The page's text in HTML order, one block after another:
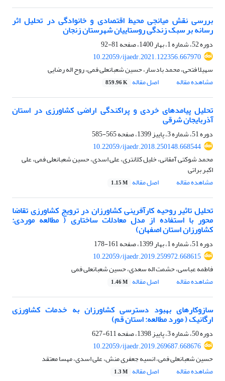
بررسی نقش میانجی محیط اقتصادی و خانوادگی در تحلیل اثر
رسانه بر سبک زندگی روستاییان شهرستان زنجان
دوره 52، شماره 1، بهار 1400، صفحه
81-92
10.22059/ijaedr.2021.122356.667970
سهیلا فتحی، محمد بادسار، حسین شعبانعلی فمی، روح اله رضایی
مشاهده مقاله
اصل مقاله 859.96 K
تحلیل پیامدهای خردی و پراکندگی اراضی کشاورزی در استان
آذربایجان شرقی
دوره 51، شماره 3، پاییز 1399، صفحه
565-585
10.22059/ijaedr.2018.250148.668544
محمد شوکتی آمقانی، خلیل کلانتری، علی اسدی، حسین شعبانعلی فمی، علی
اکبر براتی
مشاهده مقاله
اصل مقاله 1.15 M
تحلیل تاثیر روحیه کارآفرینی کشاورزان در ترویج کشاورزی تقاضا
محور با استفاده از مدل معادلات ساختاری ( مطالعه موردی:
کشاورزان استان اصفهان)
دوره 51، شماره 1، بهار 1399، صفحه
161-178
10.22059/ijaedr.2019.259972.668615
فاطمه عباسی، حشمت اله سعدی، حسین شعبانعلی فمی
مشاهده مقاله
اصل مقاله 1.46 M
سازوکارهای بهبود دسترسی کشاورزان به خدمات کشاورزی
ارگانیک ( مورد مطالعه: استان قم)
دوره 50، شماره 3، پاییز 1398، صفحه
611-627
10.22059/ijaedr.2019.269687.668676
حسین شعبانعلی فمی، انسیه جعفری منش، علی اسدی، مهسا معتقد
مشاهده مقاله
اصل مقاله 1.3 M